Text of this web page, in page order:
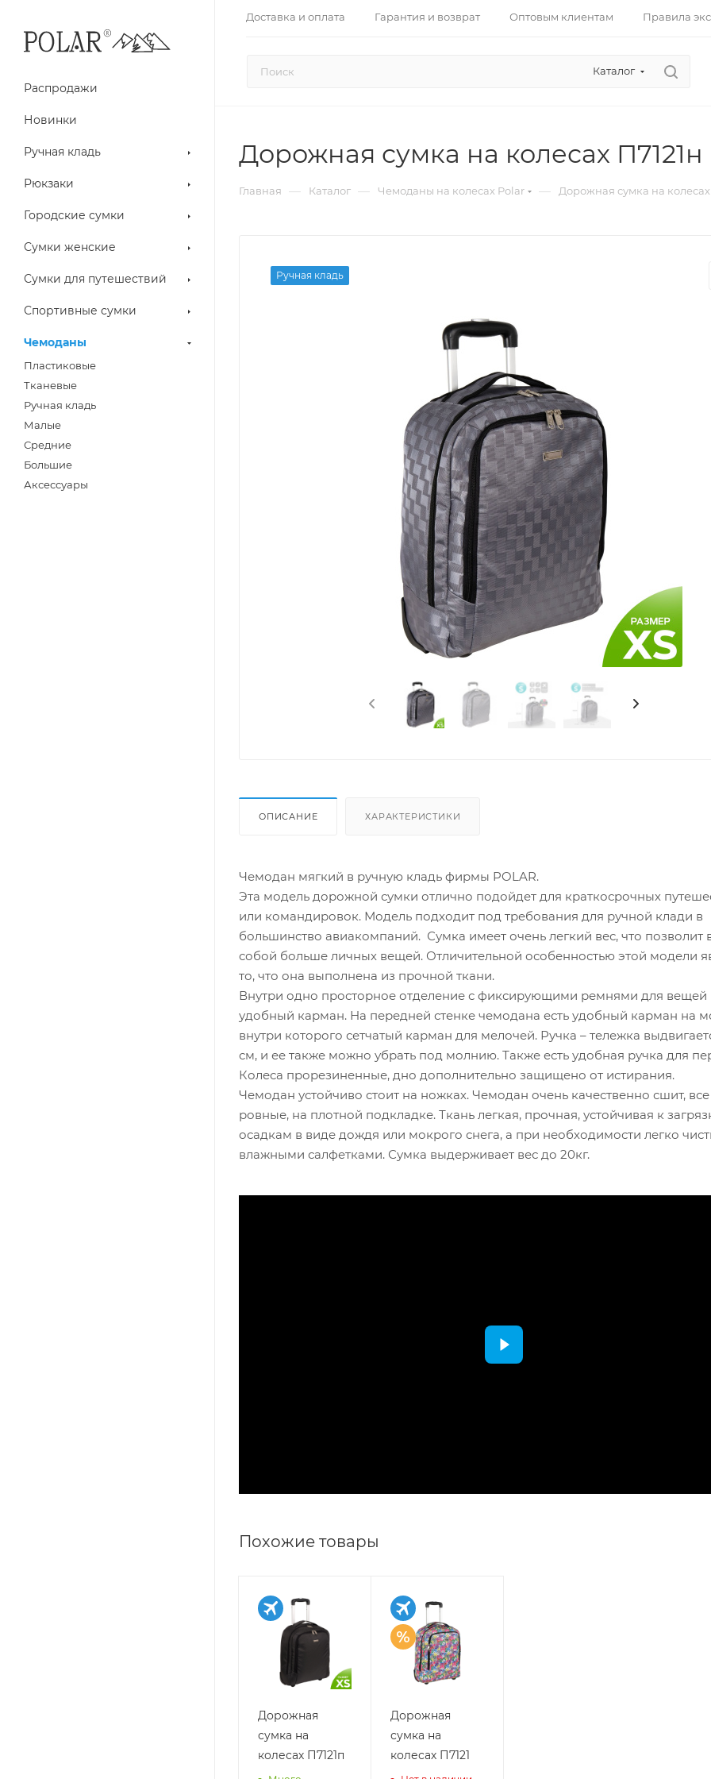
Доставка и оплата Гарантия и возврат Оптовым клиентам Правила
Каталог
Распродажи
Новинки
Ручная кладь
Рюкзаки
Городские сумки
Сумки женские
Сумки для путешествий
Спортивные сумки
Чемоданы
Пластиковые
Тканевые
Ручная кладь
Малые
Средние
Большие
Аксессуары
Дорожная сумка на колесах П7121н
Главная — Каталог — Чемоданы на колесах Polar — Дорожная сумка на колесах
Ручная кладь
ОПИСАНИЕ ХАРАКТЕРИСТИКИ
Чемодан мягкий в ручную кладь фирмы POLAR.
Эта модель дорожной сумки отлично подойдет для краткосрочных
или командировок. Модель подходит под требования для ручной клади в
большинство авиакомпаний. Сумка имеет очень легкий вес, что позволит
собой больше личных вещей. Отличительной особенностью этой модели
то, что она выполнена из прочной ткани.
Внутри одно просторное отделение с фиксирующими ремнями для вещей
удобный карман. На передней стенке чемодана есть удобный карман на
внутри которого сетчатый карман для мелочей. Ручка – тележка
см, и ее также можно убрать под молнию. Также есть удобная ручка для
Колеса прорезиненные, дно дополнительно защищено от истирания.
Чемодан устойчиво стоит на ножках. Чемодан очень качественно сшит,
ровные, на плотной подкладке. Ткань легкая, прочная, устойчивая к
осадкам в виде дождя или мокрого снега, а при необходимости легко
влажными салфетками. Сумка выдерживает вес до 20кг.
Похожие товары
Дорожная
сумка на
колесах П7121п
Дорожная
сумка на
колесах П7121